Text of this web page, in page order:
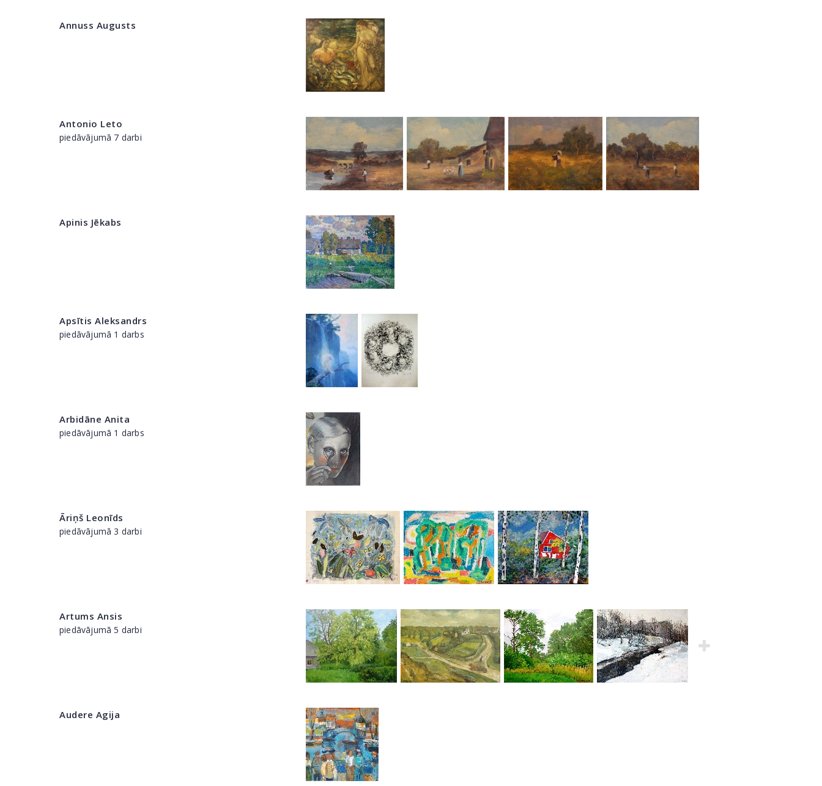
Annuss Augusts
Antonio Leto
piedāvājumā 7 darbi
Apinis Jēkabs
Apsītis Aleksandrs
piedāvājumā 1 darbs
Arbidāne Anita
piedāvājumā 1 darbs
Āriņš Leonīds
piedāvājumā 3 darbi
Artums Ansis
piedāvājumā 5 darbi
Audere Agija